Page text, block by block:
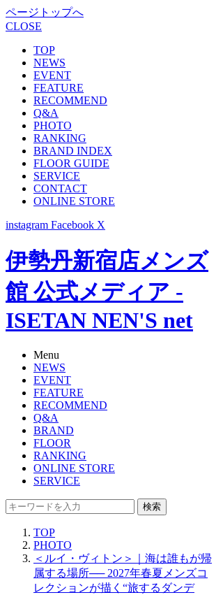
ページトップへ
CLOSE
TOP
NEWS
EVENT
FEATURE
RECOMMEND
Q&A
PHOTO
RANKING
BRAND INDEX
FLOOR GUIDE
SERVICE
CONTACT
ONLINE STORE
instagram Facebook X
伊勢丹新宿店メンズ
館 公式メディア -
ISETAN NEN'S net
Menu
NEWS
EVENT
FEATURE
RECOMMEND
Q&A
BRAND
FLOOR
RANKING
ONLINE STORE
SERVICE
検索
TOP
PHOTO
＜ルイ・ヴィトン＞｜海は誰もが帰
属する場所── 2027年春夏メンズコ
レクションが描く“旅するダンデ